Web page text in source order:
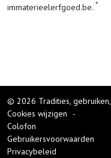
immaterieelerfgoed.be.
© 2026 Tradities,
Cookies wijzigen
-
Colofon
Gebruikersvoorwaarden
Privacybeleid